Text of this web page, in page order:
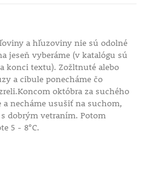
a hľuzoviny nie sú odolné
jeseň vyberáme (v katalógu sú
konci textu). Zožltnuté alebo
a cibule ponecháme čo
októbra za suchého
necháme usušiť na suchom,
dobrým vetraním. Potom
5 - 8°C.